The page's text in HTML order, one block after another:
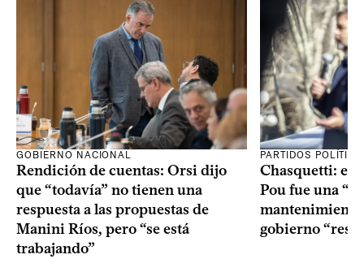
GOBIERNO NACIONAL
Rendición de cuentas: Orsi dijo
que “todavía” no tienen una
respuesta a las propuestas de
Manini Ríos, pero “se está
trabajando”
PARTIDOS
Chasquetti: el
Pou fue una
gobierno